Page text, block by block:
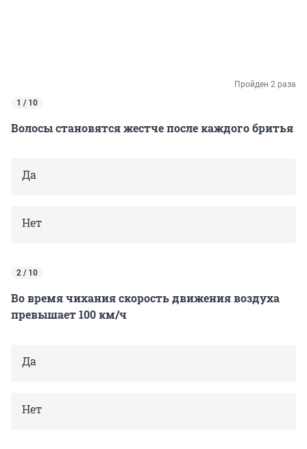
Пройден 2 раза
1 / 10
Волосы становятся жестче после каждого бритья
Да
Нет
2 / 10
Во время чихания скорость движения воздуха
превышает 100 км/ч
Да
Нет